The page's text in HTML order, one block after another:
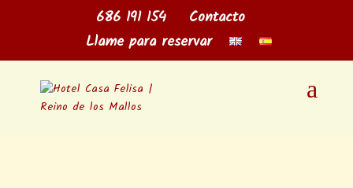
686 191 154
Contacto
Llame para reservar